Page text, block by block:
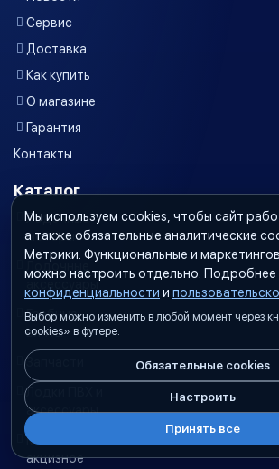
Сервис
Доставка
Как купить
О магазине
Гарантия
Контакты
Каталог
Лодочные
моторы
Лодочные
аксессуары
Гребные
винты
Запчасти
Лодки ПВХ и
аксессуары
Масло
акцизное
Мы используем cookies, чтобы сайт
а также обязательные аналитические
Метрики. Функциональные и
можно настроить отдельно. Подробнее
конфиденциальности и
Выбор можно изменить в любой момент через
cookies» в футере.
Обязательные cookies
Настроить
Принять все